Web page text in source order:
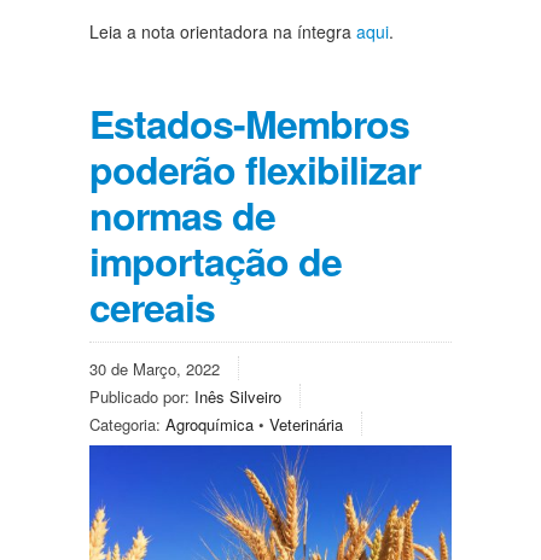
Leia a nota orientadora na íntegra aqui.
Estados-Membros
poderão flexibilizar
normas de
importação de
cereais
30 de Março, 2022
Publicado por: Inês Silveiro
Categoria: Agroquímica • Veterinária